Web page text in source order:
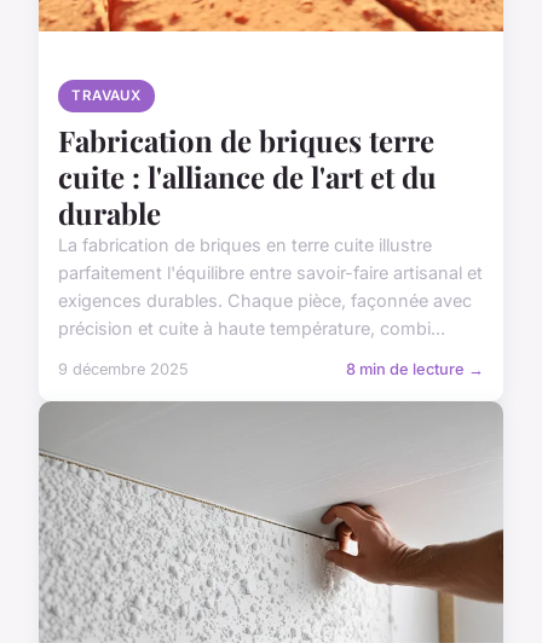
TRAVAUX
Fabrication de briques terre
cuite : l'alliance de l'art et du
durable
La fabrication de briques en terre cuite illustre
parfaitement l'équilibre entre savoir-faire artisanal et
exigences durables. Chaque pièce, façonnée avec
précision et cuite à haute température, combi...
9 décembre 2025 8 min de lecture →